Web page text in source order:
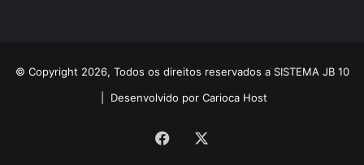
© Copyright 2026, Todos os direitos reservados a SISTEMA JB 10
Desenvolvido por Carioca Host
Facebook